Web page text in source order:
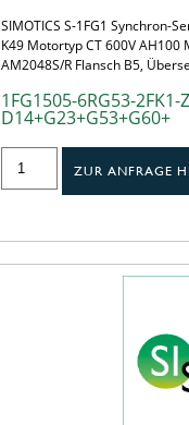
SIMOTICS S-1FG1 Synchron-
K49 Motortyp CT 600V AH100
AM2048S/R Flansch B5,
1FG1505-6RG53-2FK1-Z
D14+G23+G53+G60+
ZUR ANFRAGE